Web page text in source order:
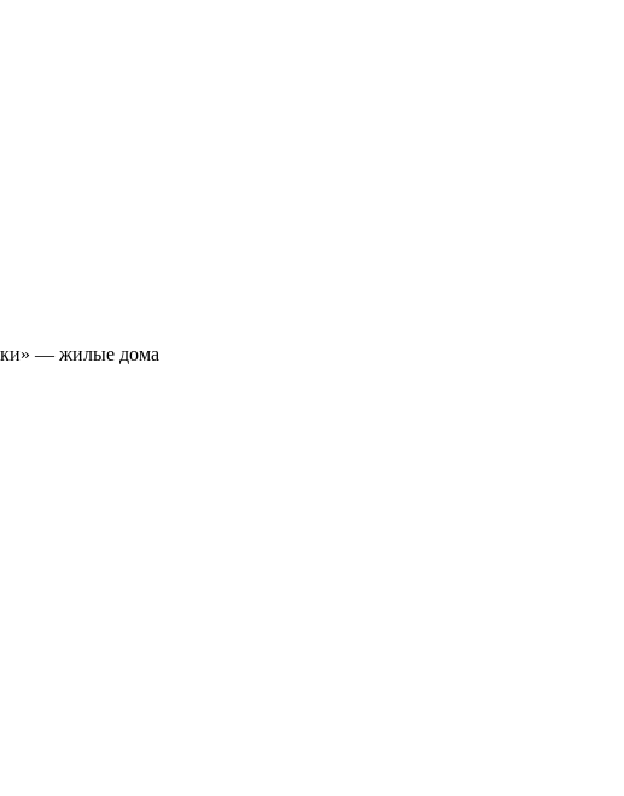
— жилые дома